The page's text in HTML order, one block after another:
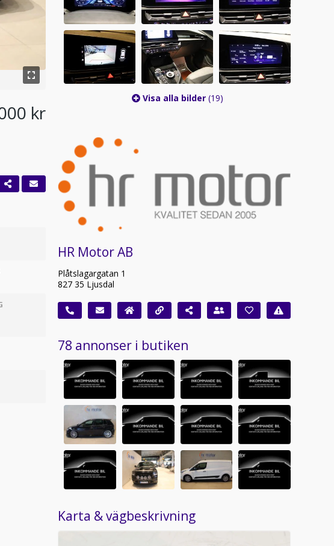
kr
Visa alla bilder (19)
HR Motor AB
Plåtslagargatan 1
827 35 Ljusdal
78 annonser i butiken
Karta & vägbeskrivning